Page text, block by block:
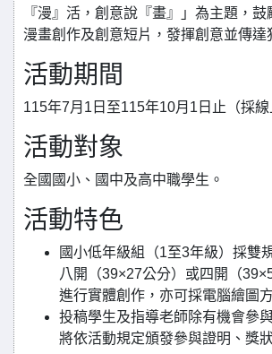
『漫』活，創意說『畫』」為主題，
漫畫創作及創意短片，發揮創意並傳達
活動期間
115年7月1日至115年10月1日止（採線
活動對象
全國國小、國中及高中職學生。
活動特色
國小低年級組（1至3年級）採雙
八開（39×27公分）或四開（
進行實體創作，亦可採電腦繪圖
投稿學生及指導老師除有機會參
將依活動規定頒發參與證明、獎